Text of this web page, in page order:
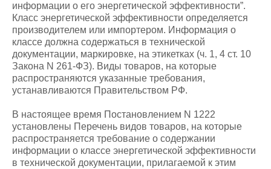
информации о его энергетической эффективности”.
Класс энергетической эффективности определяется
производителем или импортером. Информация о
классе должна содержаться в технической
документации, маркировке, на этикетках (ч. 1, 4 ст. 10
Закона N 261-ФЗ). Виды товаров, на которые
распространяются указанные требования,
устанавливаются Правительством РФ.
В настоящее время Постановлением N 1222
установлены Перечень видов товаров, на которые
распространяется требование о содержании
информации о классе энергетической эффективности
в технической документации, прилагаемой к этим